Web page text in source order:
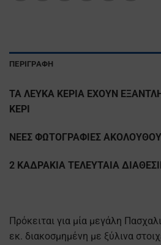
ΠΕΡΙΓΡΑΦΉ
ΤΑ ΛΕΥΚΑ ΚΕΡΙΑ ΕΧΟΥΝ
ΚΕΡΙ
ΝΕΕΣ ΦΩΤΟΓΡΑΦΙΕΣ
2 ΚΑΔΡΑΚΙΑ ΤΕΛΕΥΤΑΙΑ
Πρόκειται για μία μεγάλη
εκ. διακοσμημένη με ξύλινα